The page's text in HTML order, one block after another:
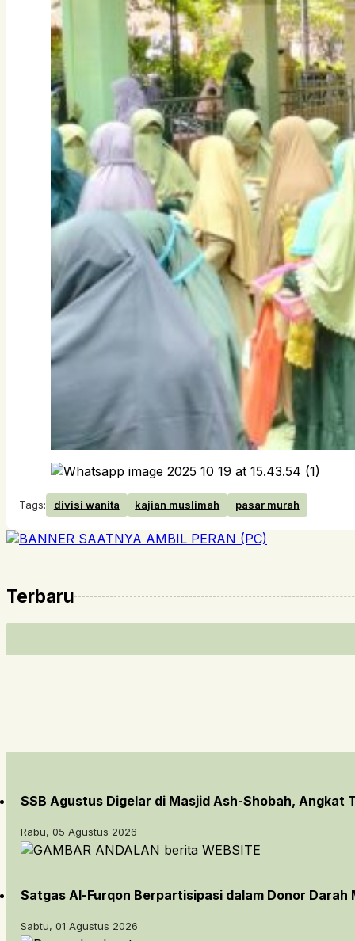
Tags: divisi wanita kajian muslimah pasar murah
Terbaru
SSB Agustus Digelar di Masjid Ash-Shobah, Angkat
Rabu, 05 Agustus 2026
Satgas Al-Furqon Berpartisipasi dalam Donor Darah
Sabtu, 01 Agustus 2026